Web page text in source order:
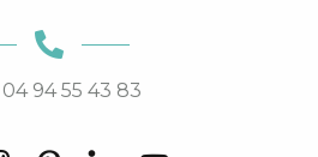
04 94 55 43 83